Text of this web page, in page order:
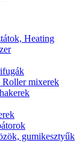
Heating
mixerek
gumikesztyűk